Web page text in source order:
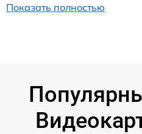
Показать полностью